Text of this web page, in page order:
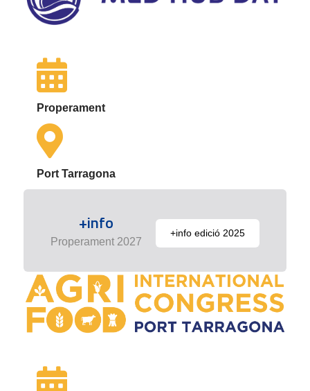
Properament
Port Tarragona
+info
Properament 2027
+info edició 2025